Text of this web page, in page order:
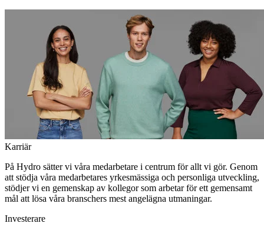
Karriär
På Hydro sätter vi våra medarbetare i centrum för allt vi gör. Genom
att stödja våra medarbetares yrkesmässiga och personliga utveckling,
stödjer vi en gemenskap av kollegor som arbetar för ett gemensamt
mål att lösa våra branschers mest angelägna utmaningar.
Investerare